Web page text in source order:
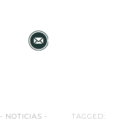
- NOTICIAS -
TAGGED: